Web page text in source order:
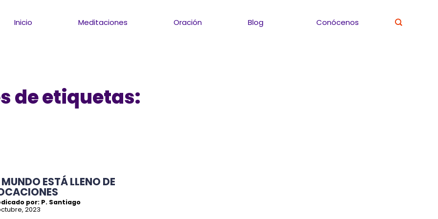
Inicio Meditaciones Oración Blog Conócenos
de etiquetas:
MUNDO ESTÁ LLENO DE
por: P. Santiago
2023